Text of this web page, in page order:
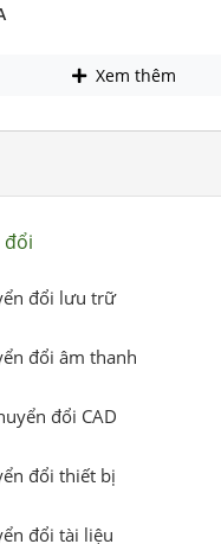
Xem thêm
đổi
đổi lưu trữ
đổi âm thanh
đổi CAD
đổi thiết bị
đổi tài liệu